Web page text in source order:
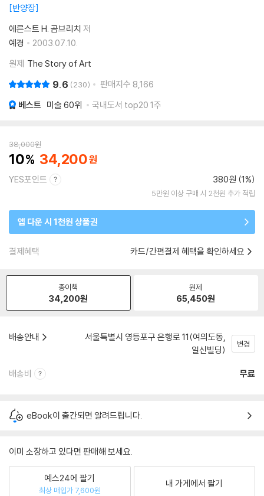
반양장
에른스트 H. 곰브리치 저
예경
2003.07.10.
원제 The Story of Art
9.6 230 판매지수 8,166
베스트 미술 60위 국내도서 top20 1주
38,000원
10 34,200
YES포인트 380원 (1%)
5만원 이상 구매 시 2천원 추가 적립
앱 다운 시 1천원 상품권
결제혜택 카드/간편결제 혜택을 확인하세요
종이책
34,200원
원제
65,450원
배송안내
서울특별시 영등포구 은행로 11(여의도동,
일신빌딩)
변경
배송비 무료
eBook이 출간되면 알려드립니다.
이미 소장하고 있다면 판매해 보세요.
예스24에 팔기
최상 매입가 7,600원
내 가게에서 팔기